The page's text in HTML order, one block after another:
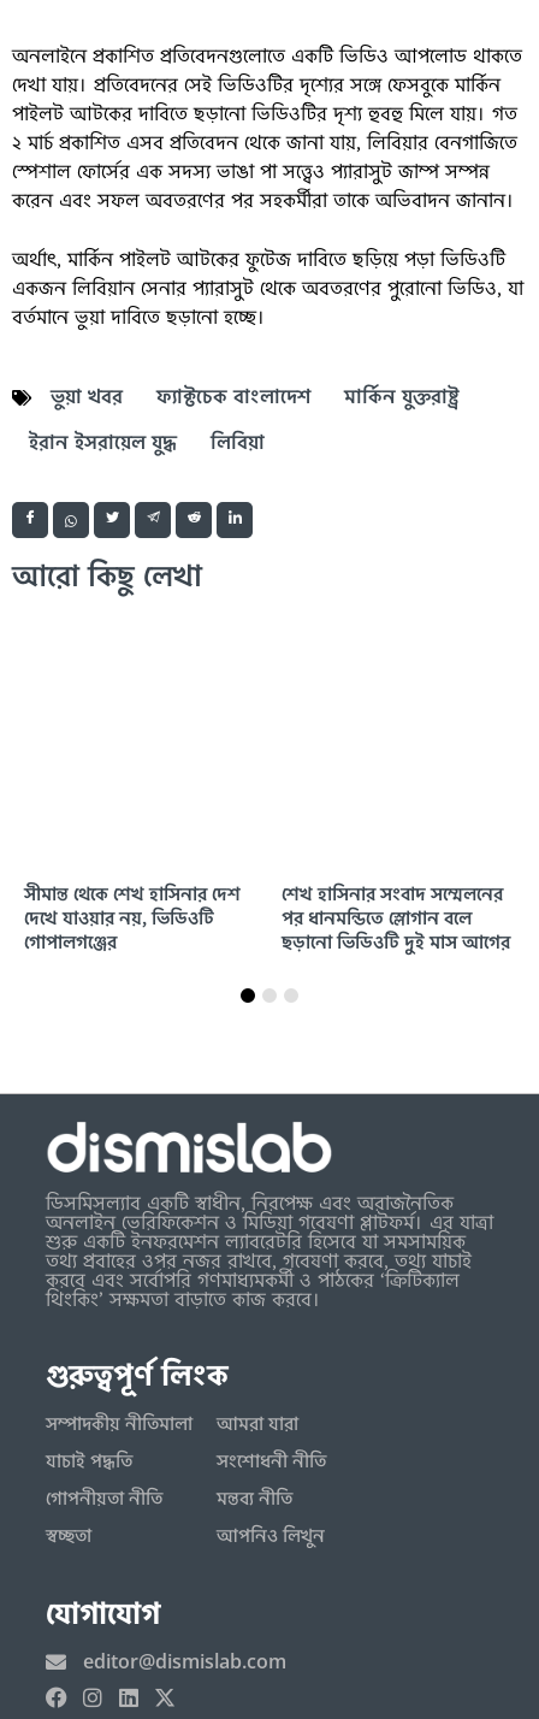
অনলাইনে প্রকাশিত প্রতিবেদনগুলোতে একটি ভিডিও আপলোড থাকতে
দেখা যায়। প্রতিবেদনের সেই ভিডিওটির দৃশ্যের সঙ্গে ফেসবুকে মার্কিন
পাইলট আটকের দাবিতে ছড়ানো ভিডিওটির দৃশ্য হুবহু মিলে যায়। গত
২ মার্চ প্রকাশিত এসব প্রতিবেদন থেকে জানা যায়, লিবিয়ার বেনগাজিতে
স্পেশাল ফোর্সের এক সদস্য ভাঙা পা সত্ত্বেও প্যারাসুট জাম্প সম্পন্ন
করেন এবং সফল অবতরণের পর সহকর্মীরা তাকে অভিবাদন জানান।
অর্থাৎ, মার্কিন পাইলট আটকের ফুটেজ দাবিতে ছড়িয়ে পড়া ভিডিওটি
একজন লিবিয়ান সেনার প্যারাসুট থেকে অবতরণের পুরোনো ভিডিও, যা
বর্তমানে ভুয়া দাবিতে ছড়ানো হচ্ছে।
ভুয়া খবর ফ্যাক্টচেক বাংলাদেশ
মার্কিন যুক্তরাষ্ট্র
ইরান ইসরায়েল যুদ্ধ
লিবিয়া
আরো কিছু লেখা
সীমান্ত থেকে শেখ হাসিনার দেশ
দেখে যাওয়ার নয়, ভিডিওটি
গোপালগঞ্জের
শেখ হাসিনার সংবাদ সম্মেলনের
পর ধানমন্ডিতে স্লোগান বলে
ছড়ানো ভিডিওটি দুই মাস আগের
ডিসমিসল্যাব একটি স্বাধীন, নিরপেক্ষ এবং অরাজনৈতিক
অনলাইন ভেরিফিকেশন ও মিডিয়া গবেষণা প্লাটফর্ম। এর যাত্রা
শুরু একটি ইনফরমেশন ল্যাবরেটরি হিসেবে যা সমসাময়িক
তথ্য প্রবাহের ওপর নজর রাখবে, গবেষণা করবে, তথ্য যাচাই
করবে এবং সর্বোপরি গণমাধ্যমকর্মী ও পাঠকের ‘ক্রিটিক্যাল
থিংকিং’ সক্ষমতা বাড়াতে কাজ করবে।
গুরুত্বপূর্ণ লিংক
সম্পাদকীয় নীতিমালা
যাচাই পদ্ধতি
গোপনীয়তা নীতি
স্বচ্ছতা
আমরা যারা
সংশোধনী নীতি
মন্তব্য নীতি
আপনিও লিখুন
যোগাযোগ
editor@dismislab.com